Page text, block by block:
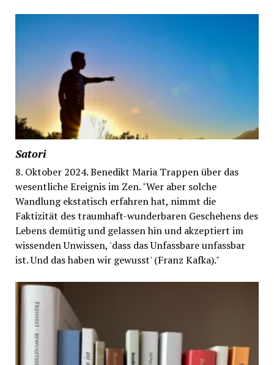
Satori
8. Oktober 2024. Benedikt Maria Trappen über das
wesentliche Ereignis im Zen. "Wer aber solche
Wandlung ekstatisch erfahren hat, nimmt die
Faktizität des traumhaft-wunderbaren Geschehens des
Lebens demütig und gelassen hin und akzeptiert im
wissenden Unwissen, 'dass das Unfassbare unfassbar
ist. Und das haben wir gewusst' (Franz Kafka)."